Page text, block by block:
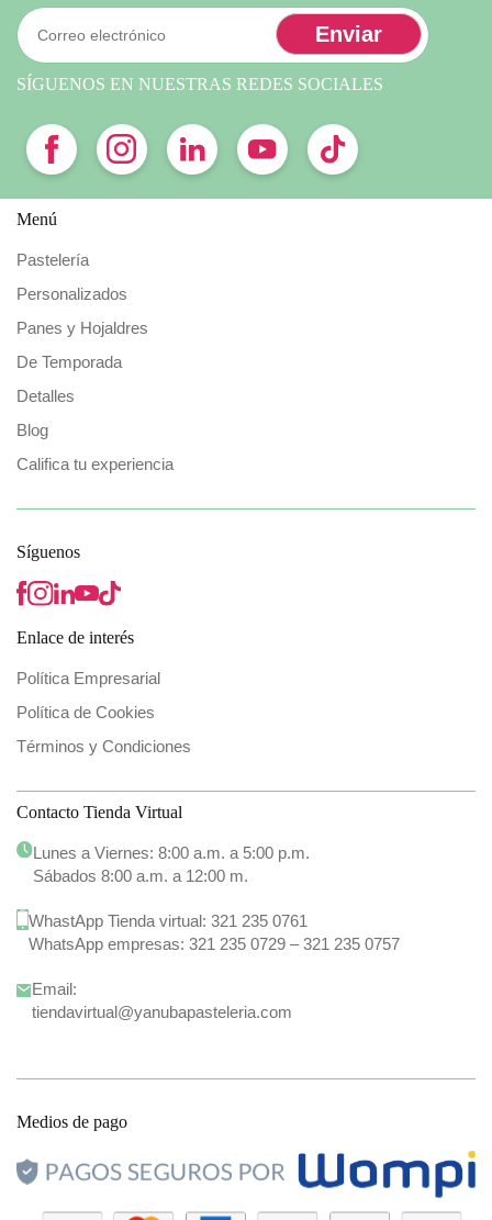
SÍGUENOS EN NUESTRAS REDES SOCIALES
Menú
Pastelería
Personalizados
Panes y Hojaldres
De Temporada
Detalles
Blog
Califica tu experiencia
Síguenos
Enlace de interés
Política Empresarial
Política de Cookies
Términos y Condiciones
Contacto Tienda Virtual
Lunes a Viernes: 8:00 a.m. a 5:00 p.m.
Sábados 8:00 a.m. a 12:00 m.
WhastApp Tienda virtual: 321 235 0761
WhatsApp empresas: 321 235 0729–321 235 0757
Email:
tiendavirtual@yanubapasteleria.com
Medios de pago